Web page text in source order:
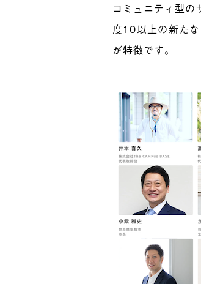
コミュニティ型
度10以上の新た
が特徴です。